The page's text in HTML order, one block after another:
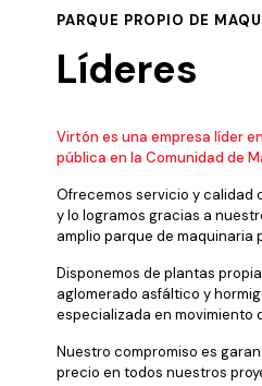
PARQUE PROPIO DE
Líderes
Virtón es una empresa líder
pública en la Comunidad de
Ofrecemos servicio y calidad
y lo logramos gracias a
amplio parque de maquinaria
Disponemos de plantas
aglomerado asfáltico y
especializada en movimiento
Nuestro compromiso es
precio en todos nuestros